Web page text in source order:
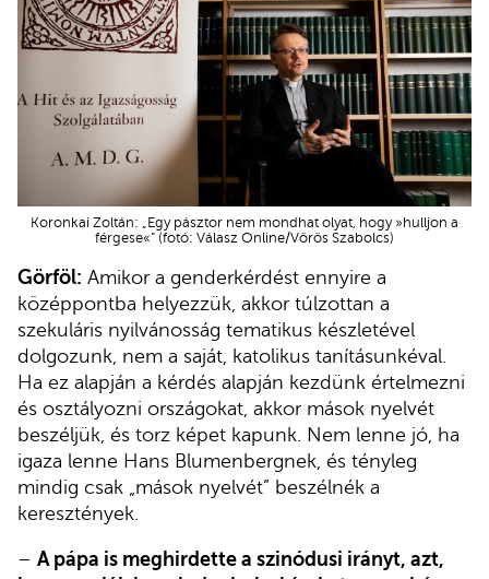
Koronkai Zoltán: „Egy pásztor nem mondhat olyat, hogy »hulljon a
férgese«” (fotó: Válasz Online/Vörös Szabolcs)
Görföl: Amikor a genderkérdést ennyire a
középpontba helyezzük, akkor túlzottan a
szekuláris nyilvánosság tematikus készletével
dolgozunk, nem a saját, katolikus tanításunkéval.
Ha ez alapján a kérdés alapján kezdünk értelmezni
és osztályozni országokat, akkor mások nyelvét
beszéljük, és torz képet kapunk. Nem lenne jó, ha
igaza lenne Hans Blumenbergnek, és tényleg
mindig csak „mások nyelvét” beszélnék a
keresztények.
– A pápa is meghirdette a szinódusi irányt, azt,